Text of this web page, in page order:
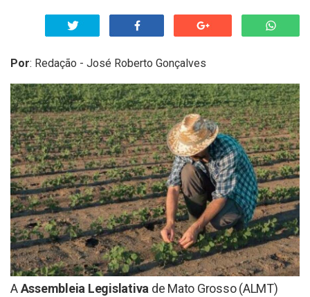
Por: Redação - José Roberto Gonçalves
AAssembleia Legislativa de Mato Grosso (ALMT)